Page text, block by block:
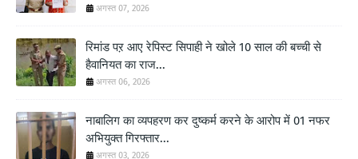
अगस्त 07, 2026
रिमांड पऱ आए रेपिस्ट सिपाही ने खोले 10 साल की बच्ची से
हैवानियत का राज...
अगस्त 06, 2026
नाबालिग का व्यपहरण कर दुष्कर्म करने के आरोप में 01 नफर
अभियुक्त गिरफ्तार...
अगस्त 03, 2026